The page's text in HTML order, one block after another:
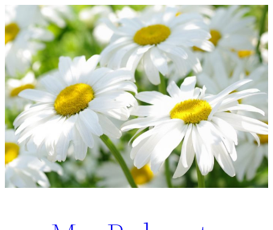
Перейти
к
содержимому